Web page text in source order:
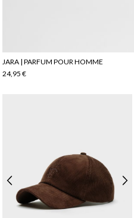
JARA | PARFUM POUR HOMME
24,95 €